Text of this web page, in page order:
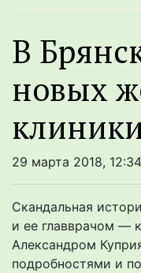
В
новых
29 марта 2018,
Скандальная
и ее главврачом —
Александром
подробностями и